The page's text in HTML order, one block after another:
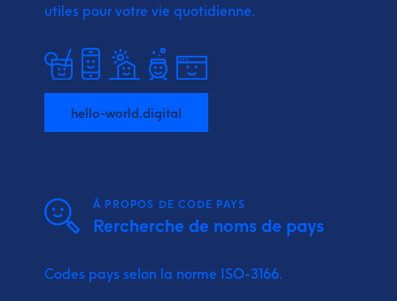
utiles pour votre vie quotidienne.
hello-world.digital
À PROPOS DE CODE PAYS
Rercherche de noms de pays
Codes pays selon la norme ISO-3166.